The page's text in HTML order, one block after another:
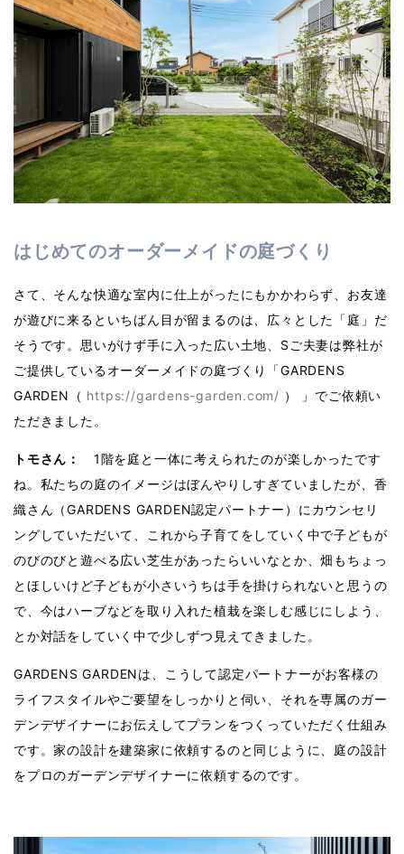
はじめてのオーダーメイドの庭づくり
さて、そんな快適な室内に仕上がったにもかかわらず、お友達
が遊びに来るといちばん目が留まるのは、広々とした「庭」だ
そうです。思いがけず手に入った広い土地、Sご夫妻は弊社が
ご提供しているオーダーメイドの庭づくり「GARDENS
GARDEN（ https://gardens-garden.com/ ） 」でご依頼い
ただきました。
トモさん：
1階を庭と一体に考えられたのが楽しかったです
ね。私たちの庭のイメージはぼんやりしすぎていましたが、香
織さん（GARDENS GARDEN認定パートナー）にカウンセリ
ングしていただいて、これから子育てをしていく中で子どもが
のびのびと遊べる広い芝生があったらいいなとか、畑もちょっ
とほしいけど子どもが小さいうちは手を掛けられないと思うの
で、今はハーブなどを取り入れた植栽を楽しむ感じにしよう、
とか対話をしていく中で少しずつ見えてきました。
GARDENS GARDENは、こうして認定パートナーがお客様の
ライフスタイルやご要望をしっかりと伺い、それを専属のガー
デンデザイナーにお伝えしてプランをつくっていただく仕組み
です。家の設計を建築家に依頼するのと同じように、庭の設計
をプロのガーデンデザイナーに依頼するのです。